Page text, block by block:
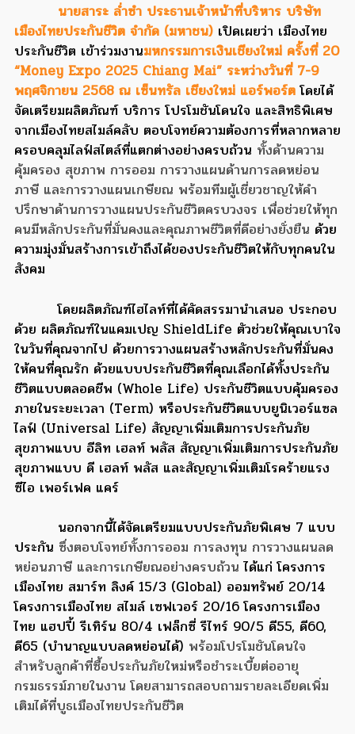
นายสาระ ล่ำซำ ประธานเจ้าหน้าที่บริหาร บริษัท
เมืองไทยประกันชีวิต จำกัด (มหาชน) เปิดเผยว่า เมืองไทย
ประกันชีวิต เข้าร่วมงานมหกรรมการเงินเชียงใหม่ ครั้งที่ 20
“Money Expo 2025 Chiang Mai” ระหว่างวันที่ 7-9
พฤศจิกายน 2568 ณ เซ็นทรัล เชียงใหม่ แอร์พอร์ตโดยได้
จัดเตรียมผลิตภัณฑ์ บริการ โปรโมชันโดนใจ และสิทธิพิเศษ
จากเมืองไทยสไมล์คลับ ตอบโจทย์ความต้องการที่หลากหลาย
ครอบคลุมไลฟ์สไตล์ที่แตกต่างอย่างครบถ้วน ทั้งด้านความ
คุ้มครอง สุขภาพ การออม การวางแผนด้านการลดหย่อน
ภาษี และการวางแผนเกษียณ พร้อมทีมผู้เชี่ยวชาญให้คำ
ปรึกษาด้านการวางแผนประกันชีวิตครบวงจร เพื่อช่วยให้ทุก
คนมีหลักประกันที่มั่นคงและคุณภาพชีวิตที่ดีอย่างยั่งยืน ด้วย
ความมุ่งมั่นสร้างการเข้าถึงได้ของประกันชีวิตให้กับทุกคนใน
สังคม
โดยผลิตภัณฑ์ไฮไลท์ที่ได้คัดสรรมานำเสนอ ประกอบ
ด้วย ผลิตภัณฑ์ในแคมเปญ ShieldLife ตัวช่วยให้คุณเบาใจ
ในวันที่คุณจากไป ด้วยการวางแผนสร้างหลักประกันที่มั่นคง
ให้คนที่คุณรัก ด้วยแบบประกันชีวิตที่คุณเลือกได้ทั้งประกัน
ชีวิตแบบตลอดชีพ (Whole Life) ประกันชีวิตแบบคุ้มครอง
ภายในระยะเวลา (Term) หรือประกันชีวิตแบบยูนิเวอร์แซล
ไลฟ์ (Universal Life) สัญญาเพิ่มเติมการประกันภัย
สุขภาพแบบ อีลิท เฮลท์ พลัส สัญญาเพิ่มเติมการประกันภัย
สุขภาพแบบ ดี เฮลท์ พลัส และสัญญาเพิ่มเติมโรคร้ายแรง
ซีไอ เพอร์เฟค แคร์
นอกจากนี้ได้จัดเตรียมแบบประกันภัยพิเศษ 7 แบบ
ประกัน ซึ่งตอบโจทย์ทั้งการออม การลงทุน การวางแผนลด
หย่อนภาษี และการเกษียณอย่างครบถ้วนได้แก่ โครงการ
เมืองไทย สมาร์ท ลิงค์ 15/3 (Global) ออมทรัพย์ 20/14
โครงการเมืองไทย สไมล์ เซฟเวอร์ 20/16 โครงการเมือง
ไทย แฮปปี้ รีเทิร์น 80/4 เฟล็กซี่ รีไทร์ 90/5 ดี55, ดี60,
ดี65 (บำนาญแบบลดหย่อนได้) พร้อมโปรโมชันโดนใจ
สำหรับลูกค้าที่ซื้อประกันภัยใหม่หรือชำระเบี้ยต่ออายุ
กรมธรรม์ภายในงาน โดยสามารถสอบถามรายละเอียดเพิ่ม
เติมได้ที่บูธเมืองไทยประกันชีวิต